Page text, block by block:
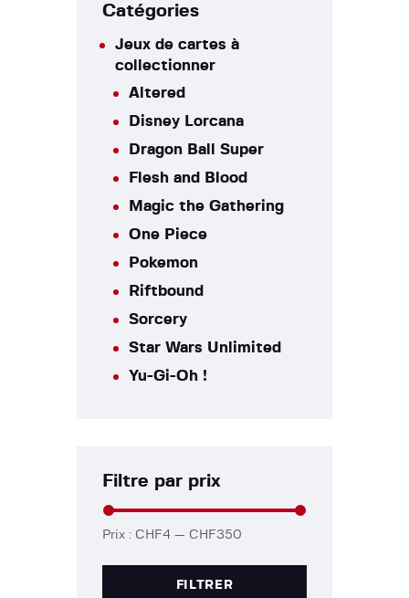
Catégories
Jeux de cartes à
collectionner
Altered
Disney Lorcana
Dragon Ball Super
Flesh and Blood
Magic the Gathering
One Piece
Pokemon
Riftbound
Sorcery
Star Wars Unlimited
Yu-Gi-Oh !
Filtre par prix
FILTRER
Prix : CHF4 — CHF350